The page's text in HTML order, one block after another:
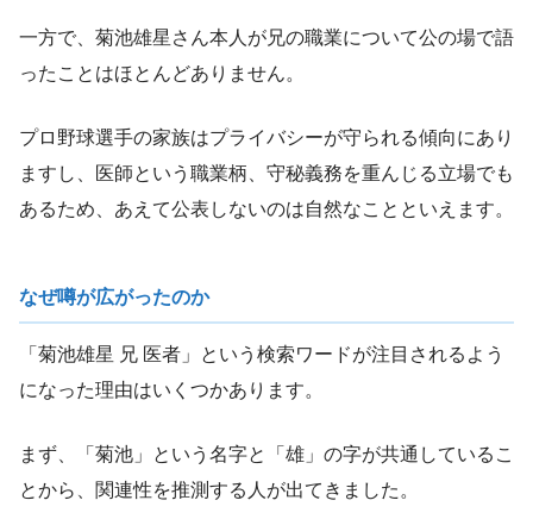
一方で、菊池雄星さん本人が兄の職業について公の場で語
ったことはほとんどありません。
プロ野球選手の家族はプライバシーが守られる傾向にあり
ますし、医師という職業柄、守秘義務を重んじる立場でも
あるため、あえて公表しないのは自然なことといえます。
なぜ噂が広がったのか
「菊池雄星 兄 医者」という検索ワードが注目されるよう
になった理由はいくつかあります。
まず、「菊池」という名字と「雄」の字が共通しているこ
とから、関連性を推測する人が出てきました。